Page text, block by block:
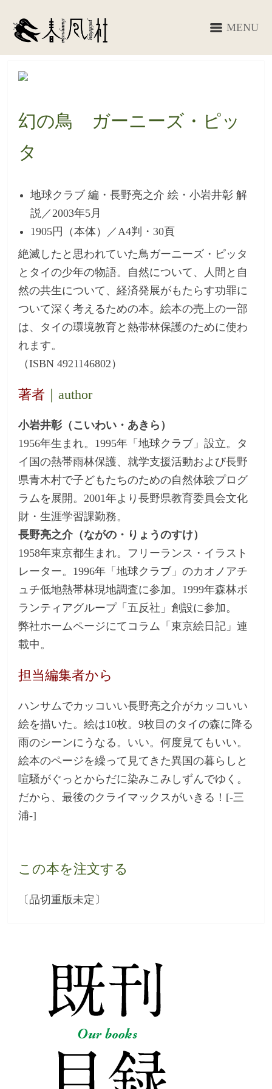
MENU
幻の鳥 ガーニーズ・ピッ
タ
地球クラブ 編・長野亮之介 絵・小岩井彰 解
説／2003年5月
1905円（本体）／A4判・30頁
絶滅したと思われていた鳥ガーニーズ・ピッタ
とタイの少年の物語。自然について、人間と自
然の共生について、経済発展がもたらす功罪に
ついて深く考えるための本。絵本の売上の一部
は、タイの環境教育と熱帯林保護のために使わ
れます。
（ISBN 4921146802）
著者 ｜author
小岩井彰（こいわい・あきら）
1956年生まれ。1995年「地球クラブ」設立。タ
イ国の熱帯雨林保護、就学支援活動および長野
県青木村で子どもたちのための自然体験プログ
ラムを展開。2001年より長野県教育委員会文化
財・生涯学習課勤務。
長野亮之介（ながの・りょうのすけ）
1958年東京都生まれ。フリーランス・イラスト
レーター。1996年「地球クラブ」のカオノアチ
ュチ低地熱帯林現地調査に参加。1999年森林ボ
ランティアグループ「五反社」創設に参加。
弊社ホームページにてコラム「東京絵日記」連
載中。
担当編集者から
ハンサムでカッコいい長野亮之介がカッコいい
絵を描いた。絵は10枚。9枚目のタイの森に降る
雨のシーンにうなる。いい。何度見てもいい。
絵本のページを繰って見てきた異国の暮らしと
喧騒がぐっとからだに染みこみしずんでゆく。
だから、最後のクライマックスがいきる！[-三
浦-]
この本を注文する
〔品切重版未定〕